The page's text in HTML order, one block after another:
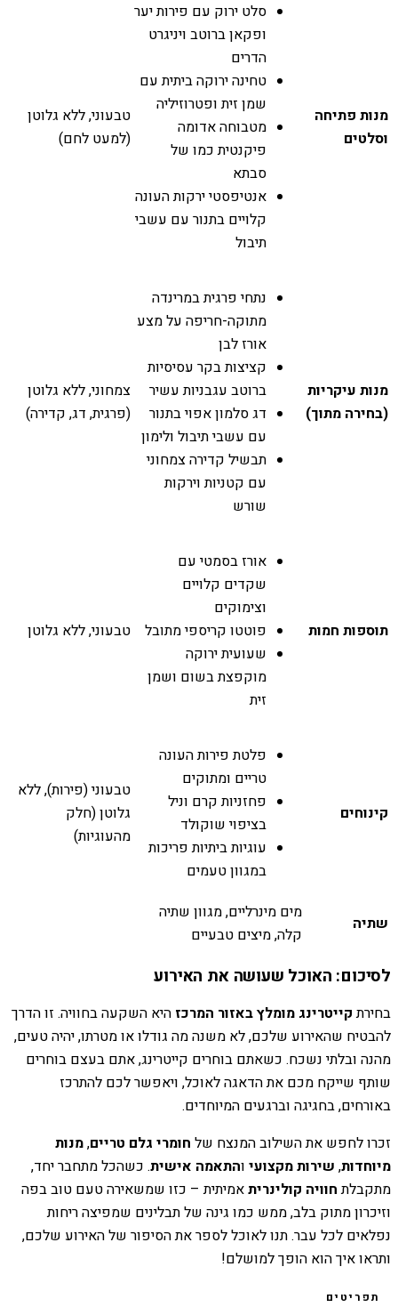
מנות פתיחה
וסלטים
סלט ירוק עם פירות יער
ופקאן ברוטב ויניגרט
הדרים
טחינה ירוקה ביתית עם
שמן זית ופטרוזיליה
מטבוחה אדומה
פיקנטית כמו של
סבתא
אנטיפסטי ירקות העונה
קלויים בתנור עם עשבי
תיבול
טבעוני, ללא גלוטן
(למעט לחם)
מנות עיקריות
(בחירה מתוך)
נתחי פרגית במרינדה
מתוקה-חריפה על מצע
אורז לבן
קציצות בקר עסיסיות
ברוטב עגבניות עשיר
דג סלמון אפוי בתנור
עם עשבי תיבול ולימון
תבשיל קדירה צמחוני
עם קטניות וירקות
שורש
צמחוני, ללא גלוטן
(פרגית, דג, קדירה)
תוספות חמות
אורז בסמטי עם
שקדים קלויים
וצימוקים
פוטטו קריספי מתובל
שעועית ירוקה
מוקפצת בשום ושמן
זית
טבעוני, ללא גלוטן
קינוחים
פלטת פירות העונה
טריים ומתוקים
פחזניות קרם וניל
בציפוי שוקולד
עוגיות ביתיות פריכות
במגוון טעמים
טבעוני (פירות), ללא
גלוטן (חלק
מהעוגיות)
שתיה
מים מינרליים, מגוון שתיה
קלה, מיצים טבעיים
לסיכום: האוכל שעושה את האירוע
בחירתקייטרינג מומלץ באזור המרכז היא השקעה בחוויה. זו הדרך
להבטיח שהאירוע שלכם, לא משנה מה גודלו או מטרתו, יהיה טעים,
מהנה ובלתי נשכח. כשאתם בוחרים קייטרינג, אתם בעצם בוחרים
שותף שייקח מכם את הדאגה לאוכל, ויאפשר לכם להתרכז
באורחים, בחגיגה וברגעים המיוחדים.
זכרו לחפש את השילוב המנצח של חומרי גלם טריים,מנות
מיוחדות, שירות מקצועי והתאמה אישית. כשהכל מתחבר יחד,
מתקבלתחוויה קולינריתאמיתית – כזו שמשאירה טעם טוב בפה
וזיכרון מתוק בלב, ממש כמו גינה של תבלינים שמפיצה ריחות
נפלאים לכל עבר. תנו לאוכל לספר את הסיפור של האירוע שלכם,
ותראו איך הוא הופך למושלם!
תפריטים